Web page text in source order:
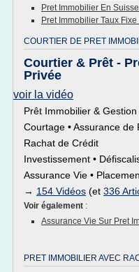
Pret Immobilier En
Pret Immobilier Taux
COURTIER DE PRET
Courtier & Prêt -
Privée
voir la vidéo
Prêt Immobilier &
Courtage • Assurance de
Rachat de Crédit
Investissement •
Assurance Vie •
→ 154 Vidéos (et 336
Voir également :
Assurance Vie Sur Pret
PRET IMMOBILIER AVEC